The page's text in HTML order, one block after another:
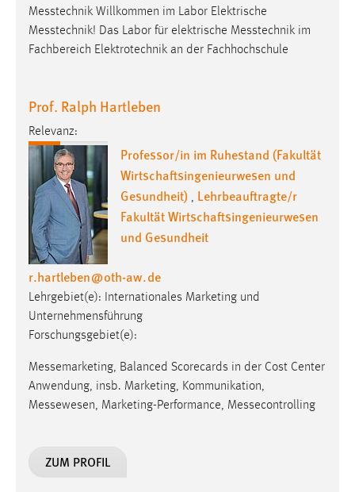
Messtechnik Willkommen im Labor Elektrische
Messtechnik! Das Labor für elektrische Messtechnik im
Fachbereich Elektrotechnik an der Fachhochschule
Prof. Ralph Hartleben
Relevanz:
Professor/in im Ruhestand (Fakultät
Wirtschaftsingenieurwesen und
Gesundheit) , Lehrbeauftragte/r
Fakultät Wirtschaftsingenieurwesen
und Gesundheit
r.hartleben@oth-aw.de
Lehrgebiet(e): Internationales Marketing und
Unternehmensführung
Forschungsgebiet(e):
Messemarketing, Balanced Scorecards in der Cost Center
Anwendung, insb. Marketing, Kommunikation,
Messewesen, Marketing-Performance, Messecontrolling
ZUM PROFIL